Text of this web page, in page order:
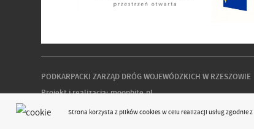
PODKARPACKI ZARZĄD DRÓG WOJEWÓDZKICH W RZESZOWIE
Projekt i realizacja:moonbite.pl
responsivevoice.org
Strona korzysta z plikówcookiesw celu realizacji usług zgodnie z